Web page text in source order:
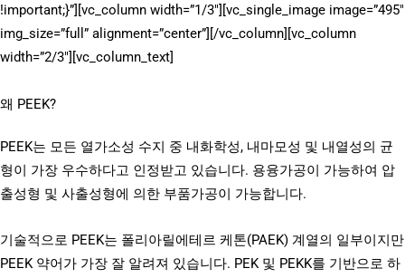
!important;}”][vc_column width=”1/3″][vc_single_image image=”495″
img_size=”full” alignment=”center”][/vc_column][vc_column
width=”2/3″][vc_column_text]
왜 PEEK?
PEEK는 모든 열가소성 수지 중 내화학성, 내마모성 및 내열성의 균
형이 가장 우수하다고 인정받고 있습니다. 용융가공이 가능하여 압
출성형 및 사출성형에 의한 부품가공이 가능합니다.
기술적으로 PEEK는 폴리아릴에테르 케톤(PAEK) 계열의 일부이지만
PEEK 약어가 가장 잘 알려져 있습니다. PEK 및 PEKK를 기반으로 하